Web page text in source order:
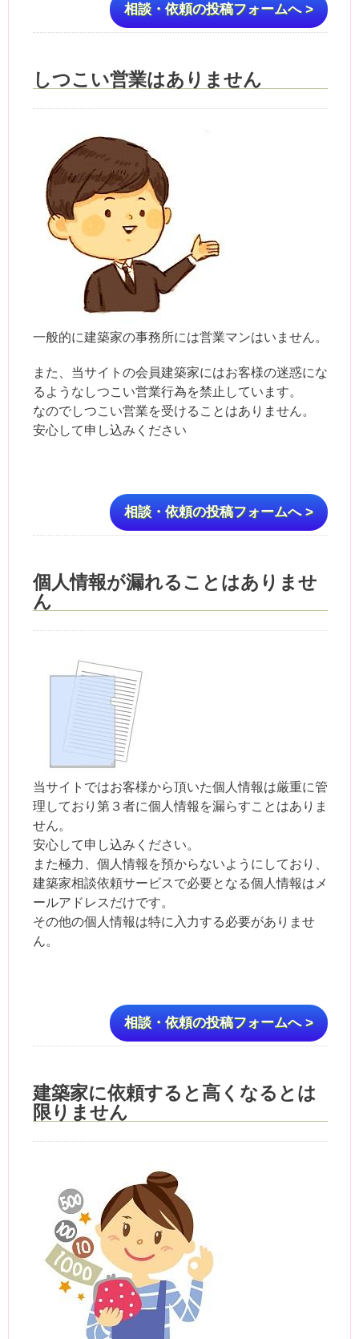
相談・依頼の投稿フォームへ >
しつこい営業はありません
一般的に建築家の事務所には営業マンはいません。
また、当サイトの会員建築家にはお客様の迷惑にな
るようなしつこい営業行為を禁止しています。
なのでしつこい営業を受けることはありません。
安心して申し込みください
相談・依頼の投稿フォームへ >
個人情報が漏れることはありませ
ん
当サイトではお客様から頂いた個人情報は厳重に管
理しており第３者に個人情報を漏らすことはありま
せん。
安心して申し込みください。
また極力、個人情報を預からないようにしており、
建築家相談依頼サービスで必要となる個人情報はメ
ールアドレスだけです。
その他の個人情報は特に入力する必要がありませ
ん。
相談・依頼の投稿フォームへ >
建築家に依頼すると高くなるとは
限りません